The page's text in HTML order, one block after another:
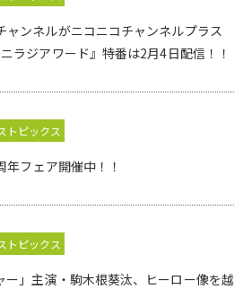
ャンネルがニコニコチャンネルプラス
ラジアワード』特番は2月4日配信！！
トピックス
年フェア開催中！！
トピックス
ー」主演・駒木根葵汰、ヒーロー像を越